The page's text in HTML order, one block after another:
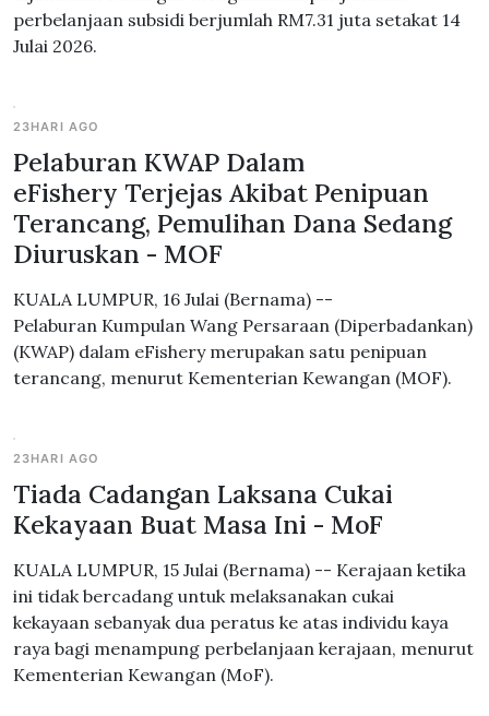
perbelanjaan subsidi berjumlah RM7.31 juta setakat 14
Julai 2026.
23HARI AGO
Pelaburan KWAP Dalam
eFishery Terjejas Akibat Penipuan
Terancang, Pemulihan Dana Sedang
Diuruskan - MOF
KUALA LUMPUR, 16 Julai (Bernama) --
Pelaburan Kumpulan Wang Persaraan (Diperbadankan)
(KWAP) dalam eFishery merupakan satu penipuan
terancang, menurut Kementerian Kewangan (MOF).
23HARI AGO
Tiada Cadangan Laksana Cukai
Kekayaan Buat Masa Ini - MoF
KUALA LUMPUR, 15 Julai (Bernama) -- Kerajaan ketika
ini tidak bercadang untuk melaksanakan cukai
kekayaan sebanyak dua peratus ke atas individu kaya
raya bagi menampung perbelanjaan kerajaan, menurut
Kementerian Kewangan (MoF).